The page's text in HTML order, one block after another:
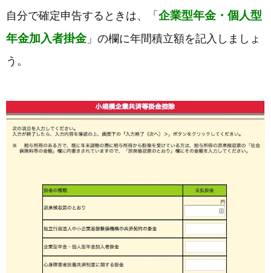
自分で確定申告するときは、「 企業型年金・個人型
年金加入者掛金 」の欄に年間積立額を記入しましょ
う。